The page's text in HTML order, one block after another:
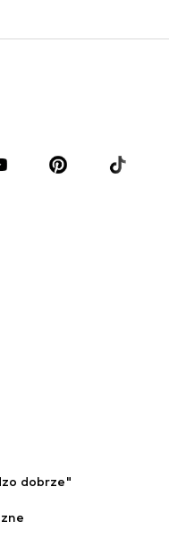
dobrze"